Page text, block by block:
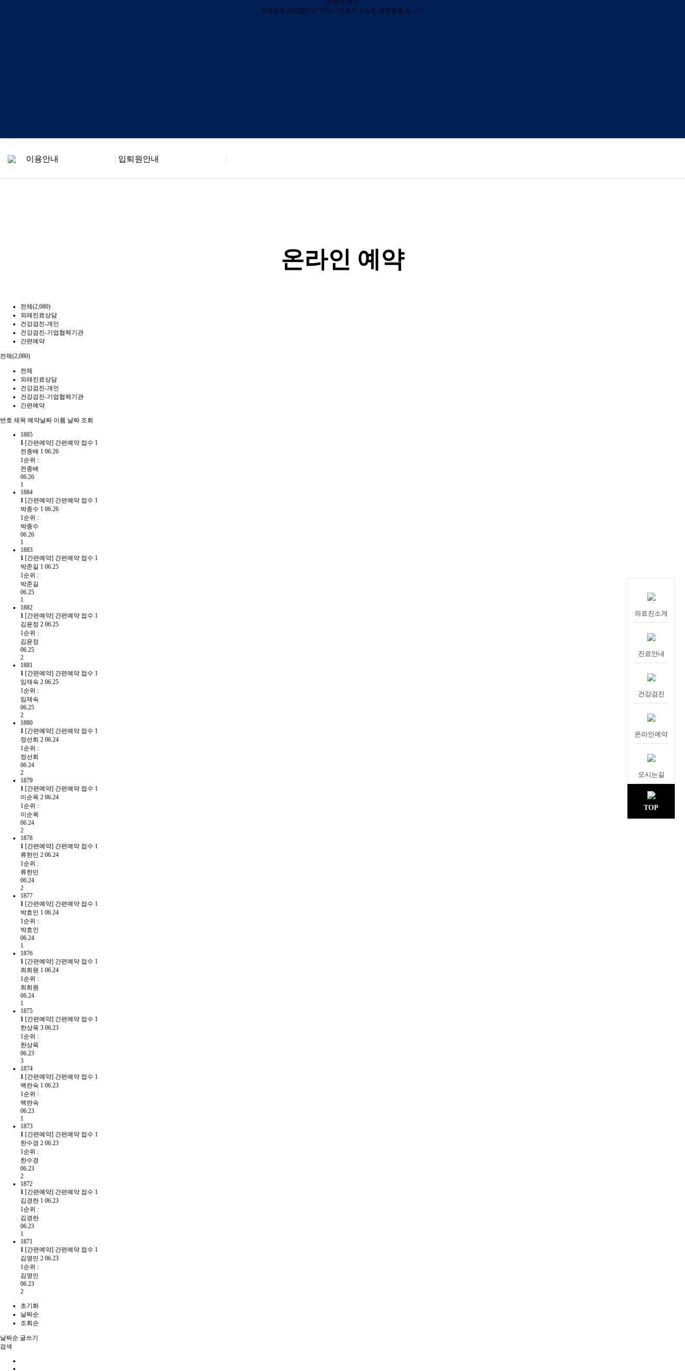
온라인 예약
곽병원은 예약없이도 언제나 진료가 가능한 종합병원 입니다.
온라인 예약
전체(2,080)
외래진료상담
건강검진-개인
건강검진-기업협력기관
간편예약
전체(2,080)
전체
외래진료상담
건강검진-개인
건강검진-기업협력기관
간편예약
번호 제목 예약날짜 이름 날짜 조회
1885
1 [간편예약] 간편예약 접수 1
전종배 1 06.26
1순위 :
전종배
06.26
1
1884
1 [간편예약] 간편예약 접수 1
박종수 1 06.26
1순위 :
박종수
06.26
1
1883
1 [간편예약] 간편예약 접수 1
박준길 1 06.25
1순위 :
박준길
06.25
1
1882
1 [간편예약] 간편예약 접수 1
김윤정 2 06.25
1순위 :
김윤정
06.25
2
1881
1 [간편예약] 간편예약 접수 1
임재숙 2 06.25
1순위 :
임재숙
06.25
2
1880
1 [간편예약] 간편예약 접수 1
정선희 2 06.24
1순위 :
정선희
06.24
2
1879
1 [간편예약] 간편예약 접수 1
이순옥 2 06.24
1순위 :
이순옥
06.24
2
1878
1 [간편예약] 간편예약 접수 1
류한민 2 06.24
1순위 :
류한민
06.24
2
1877
1 [간편예약] 간편예약 접수 1
박효인 1 06.24
1순위 :
박효인
06.24
1
1876
1 [간편예약] 간편예약 접수 1
최희원 1 06.24
1순위 :
최희원
06.24
1
1875
1 [간편예약] 간편예약 접수 1
한상욱 3 06.23
1순위 :
한상욱
06.23
3
1874
1 [간편예약] 간편예약 접수 1
백란숙 1 06.23
1순위 :
백란숙
06.23
1
1873
1 [간편예약] 간편예약 접수 1
한수경 2 06.23
1순위 :
한수경
06.23
2
1872
1 [간편예약] 간편예약 접수 1
김경란 1 06.23
1순위 :
김경란
06.23
1
1871
1 [간편예약] 간편예약 접수 1
김영민 2 06.23
1순위 :
김영민
06.23
2
초기화
날짜순
조회순
날짜순 글쓰기
검색
의료진소개
진료안내
건강검진
온라인예약
오시는길
TOP